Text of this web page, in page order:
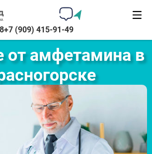
+7 (909) 415-91-49
от амфетамина в